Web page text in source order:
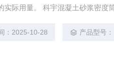
实际用量。 科宇混凝土砂浆密度
：2025-10-28 产品型号：